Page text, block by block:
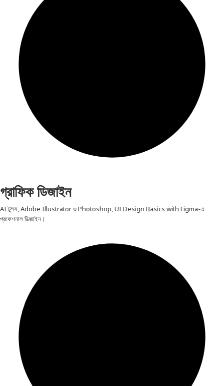
গ্রাফিক ডিজাইন
AI টুলস, Adobe Illustrator ও Photoshop, UI Design Basics with Figma-এ
প্রফেশনাল ডিজাইন।